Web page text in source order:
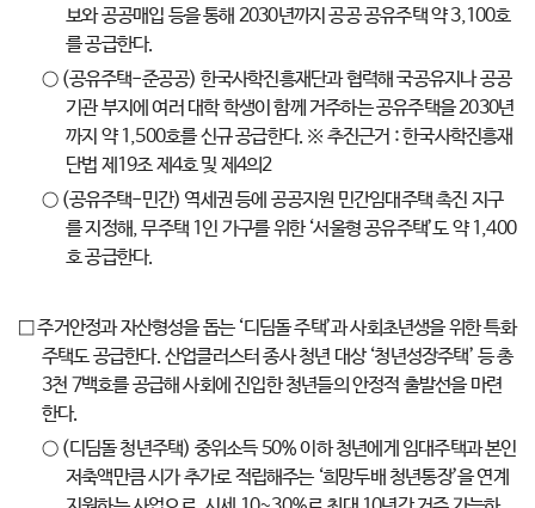
보와 공공매입 등을 통해 2030년까지 공공 공유주택 약 3,100호
를 공급한다.
○ (공유주택-준공공) 한국사학진흥재단과 협력해 국공유지나 공공
기관 부지에 여러 대학 학생이 함께 거주하는 공유주택을 2030년
까지 약 1,500호를 신규 공급한다. ※ 추진근거 : 한국사학진흥재
단법 제19조 제4호 및 제4의2
○ (공유주택-민간) 역세권 등에 공공지원 민간임대주택 촉진 지구
를 지정해, 무주택 1인 가구를 위한 ‘서울형 공유주택’도 약 1,400
호 공급한다.
□ 주거안정과 자산형성을 돕는 ‘디딤돌 주택’과 사회초년생을 위한 특화
주택도 공급한다. 산업클러스터 종사 청년 대상 ‘청년성장주택’ 등 총
3천 7백호를 공급해 사회에 진입한 청년들의 안정적 출발선을 마련
한다.
○ (디딤돌 청년주택) 중위소득 50% 이하 청년에게 임대주택과 본인
저축액만큼 시가 추가로 적립해주는 ‘희망두배 청년통장’을 연계